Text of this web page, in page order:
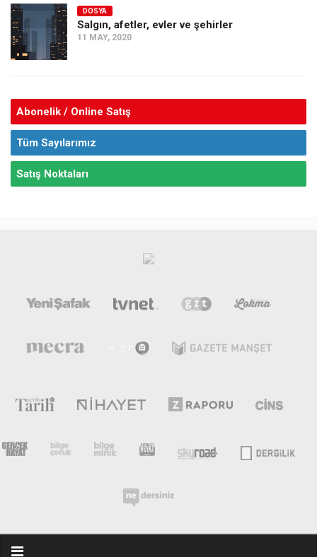
DOSYA
Salgın, afetler, evler ve şehirler
11 MAY, 2020
Abonelik / Online Satış
Tüm Sayılarımız
Satış Noktaları